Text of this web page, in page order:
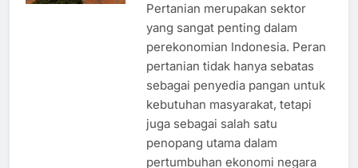
Pertanian merupakan sektor
yang sangat penting dalam
perekonomian Indonesia. Peran
pertanian tidak hanya sebatas
sebagai penyedia pangan untuk
kebutuhan masyarakat, tetapi
juga sebagai salah satu
penopang utama dalam
pertumbuhan ekonomi negara